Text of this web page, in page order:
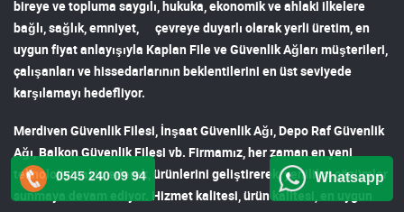
bireye ve topluma saygılı, hukuka, ekonomik ve ahlaki ilkelere
bağlı, sağlık, emniyet, çevreye duyarlı olarak yerli üretim, en
uygun fiyat anlayışıyla Kaplan File ve Güvenlik Ağları müşterileri,
çalışanları ve hissedarlarının beklentilerini en üst seviyede
karşılamayı hedefliyor.
Merdiven Güvenlik Filesi, İnşaat Güvenlik Ağı, Depo Raf Güvenlik
Ağı,Balkon Güvenlik Filesi vb. Firmamız, her zaman en yeni
teknolojiyi takip ederek, ürünlerini geliştirerek, yenilikçi çözümler
sunmaya devam ediyor. Hizmet kalitesi, ürün kalitesi, en uygun
0545 240 09 94 Whatsapp